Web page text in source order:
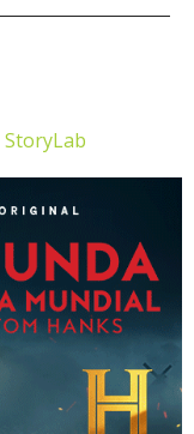
StoryLab